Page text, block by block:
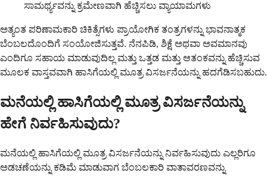
ಸಾಮರ್ಥ್ಯವನ್ನು ಕ್ರಮೇಣವಾಗಿ ಹೆಚ್ಚಿಸಲು ವ್ಯಾಯಾಮಗಳು
ಅತ್ಯಂತ ಪರಿಣಾಮಕಾರಿ ಚಿಕಿತ್ಸೆಗಳು ಪ್ರಾಯೋಗಿಕ ತಂತ್ರಗಳನ್ನು ಭಾವನಾತ್ಮಕ
ಬೆಂಬಲದೊಂದಿಗೆ ಸಂಯೋಜಿಸುತ್ತವೆ. ನೆನಪಿಡಿ, ಶಿಕ್ಷೆ ಅಥವಾ ಅವಮಾನವು
ಎಂದಿಗೂ ಸಹಾಯ ಮಾಡುವುದಿಲ್ಲ ಮತ್ತು ಒತ್ತಡ ಮತ್ತು ಆತಂಕವನ್ನು ಹೆಚ್ಚಿಸುವ
ಮೂಲಕ ವಾಸ್ತವವಾಗಿ ಹಾಸಿಗೆಯಲ್ಲಿ ಮೂತ್ರ ವಿಸರ್ಜನೆಯನ್ನು ಹದಗೆಡಿಸಬಹುದು.
ಮನೆಯಲ್ಲಿ ಹಾಸಿಗೆಯಲ್ಲಿ ಮೂತ್ರ ವಿಸರ್ಜನೆಯನ್ನು
ಹೇಗೆ ನಿರ್ವಹಿಸುವುದು?
ಮನೆಯಲ್ಲಿ ಹಾಸಿಗೆಯಲ್ಲಿ ಮೂತ್ರ ವಿಸರ್ಜನೆಯನ್ನು ನಿರ್ವಹಿಸುವುದು ಎಲ್ಲರಿಗೂ
ಅಡಚಣೆಯನ್ನು ಕಡಿಮೆ ಮಾಡುವಾಗ ಬೆಂಬಲಕಾರಿ ವಾತಾವರಣವನ್ನು